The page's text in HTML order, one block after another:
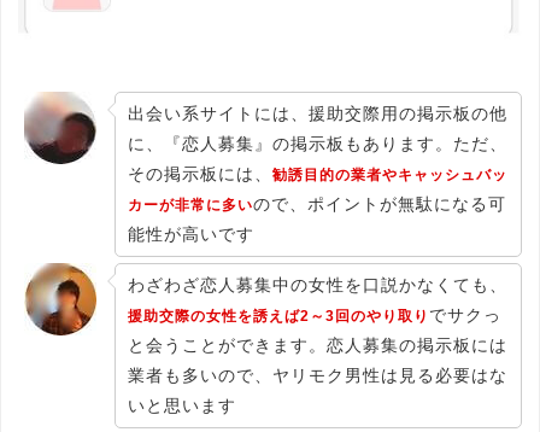
出会い系サイトには、援助交際用の掲示板の他
に、『恋人募集』の掲示板もあります。ただ、
その掲示板には、 勧誘目的の業者やキャッシュバッ
カーが非常に多いので、ポイントが無駄になる可
能性が高いです
わざわざ恋人募集中の女性を口説かなくても、
援助交際の女性を誘えば2～3回のやり取り でサクっ
と会うことができます。恋人募集の掲示板には
業者も多いので、ヤリモク男性は見る必要はな
いと思います